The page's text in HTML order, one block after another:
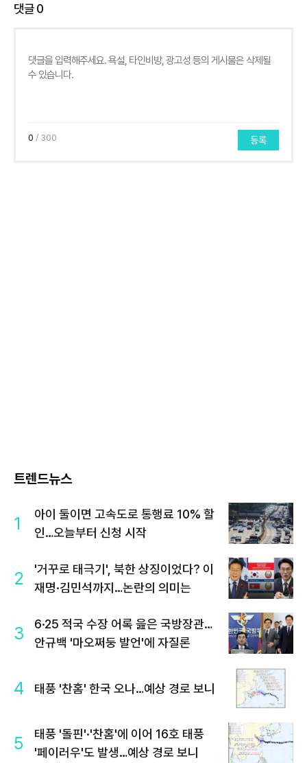
댓글0
0 / 300 등록
트렌드뉴스
1
아이 둘이면 고속도로 통행료 10% 할
인…오늘부터 신청 시작
2
'거꾸로 태극기', 북한 상징이었다? 이
재명·김민석까지…논란의 의미는
3
6·25 적국 수장 어록 읊은 국방장관…
안규백 '마오쩌둥 발언'에 자질론
4 태풍 '찬홈' 한국 오나…예상 경로 보니
5
태풍 '돌핀'·'찬홈'에 이어 16호 태풍
'페이러우'도 발생…예상 경로 보니